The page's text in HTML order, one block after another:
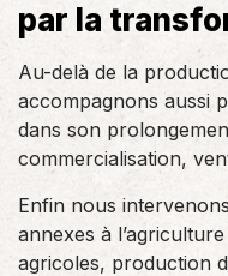
par la
Au-delà de la
accompagnons aussi
dans son
commercialisation,
Enfin nous
annexes à
agricoles, production